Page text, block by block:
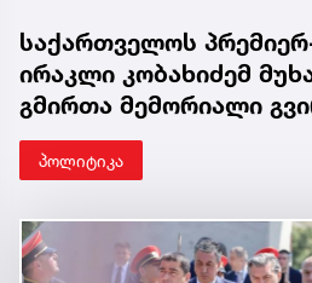
საქართველოს
ირაკლი კობახიძემ
გმირთა მემორიალი
პოლიტიკა